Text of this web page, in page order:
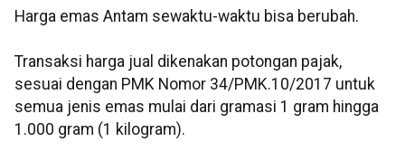
Harga emas Antam sewaktu-waktu bisa berubah.
Transaksi harga jual dikenakan potongan pajak,
sesuai dengan PMK Nomor 34/PMK.10/2017 untuk
semua jenis emas mulai dari gramasi 1 gram hingga
1.000 gram (1 kilogram).